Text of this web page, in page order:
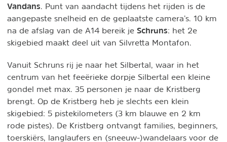
Vandans . Punt van aandacht tijdens het rijden is de
aangepaste snelheid en de geplaatste camera’s. 10 km
na de afslag van de A14 bereik je Schruns: het 2e
skigebied maakt deel uit van Silvretta Montafon.
Vanuit Schruns rij je naar het Silbertal, waar in het
centrum van het feeërieke dorpje Silbertal een kleine
gondel met max. 35 personen je naar de Kristberg
brengt. Op de Kristberg heb je slechts een klein
skigebied: 5 pistekilometers (3 km blauwe en 2 km
rode pistes). De Kristberg ontvangt families, beginners,
toerskiërs, langlaufers en (sneeuw-)wandelaars voor de